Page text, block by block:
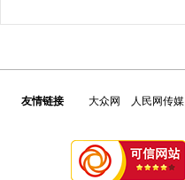
友情链接 大众网 人民网传媒